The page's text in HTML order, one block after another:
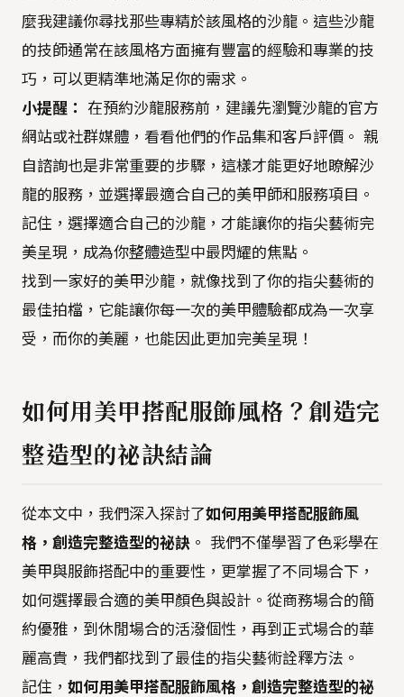
麼我建議你尋找那些專精於該風格的沙龍。這些沙龍
的技師通常在該風格方面擁有豐富的經驗和專業的技
巧，可以更精準地滿足你的需求。
小提醒： 在預約沙龍服務前，建議先瀏覽沙龍的官方
網站或社群媒體，看看他們的作品集和客戶評價。 親
自諮詢也是非常重要的步驟，這樣才能更好地瞭解沙
龍的服務，並選擇最適合自己的美甲師和服務項目。
記住，選擇適合自己的沙龍，才能讓你的指尖藝術完
美呈現，成為你整體造型中最閃耀的焦點。
找到一家好的美甲沙龍，就像找到了你的指尖藝術的
最佳拍檔，它能讓你每一次的美甲體驗都成為一次享
受，而你的美麗，也能因此更加完美呈現！
如何用美甲搭配服飾風格？創造完
整造型的祕訣結論
從本文中，我們深入探討了如何用美甲搭配服飾風
格，創造完整造型的祕訣 。 我們不僅學習了色彩學在
美甲與服飾搭配中的重要性，更掌握了不同場合下，
如何選擇最合適的美甲顏色與設計。從商務場合的簡
約優雅，到休閒場合的活潑個性，再到正式場合的華
麗高貴，我們都找到了最佳的指尖藝術詮釋方法。
記住， 如何用美甲搭配服飾風格，創造完整造型的祕